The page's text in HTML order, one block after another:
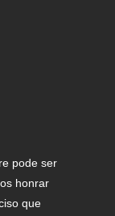
pode ser
honrar
que